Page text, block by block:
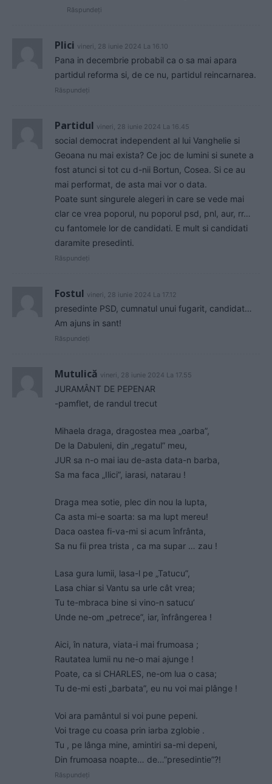
Răspundeți
Plici vineri, 28 iunie 2024 La 16.10
Pana in decembrie probabil ca o sa mai apara
partidul reforma si, de ce nu, partidul reincarnarea.
Răspundeți
Partidul vineri, 28 iunie 2024 La 16.45
social democrat independent al lui Vanghelie si
Geoana nu mai exista? Ce joc de lumini si sunete a
fost atunci si tot cu d-nii Bortun, Cosea. Si ce au
mai performat, de asta mai vor o data.
Poate sunt singurele alegeri in care se vede mai
clar ce vrea poporul, nu poporul psd, pnl, aur, rr…
cu fantomele lor de candidati. E mult si candidati
daramite presedinti.
Răspundeți
Fostul vineri, 28 iunie 2024 La 17.12
presedinte PSD, cumnatul unui fugarit, candidat…
Am ajuns in sant!
Răspundeți
Mutulică vineri, 28 iunie 2024 La 17.55
JURAMÂNT DE PEPENAR
-pamflet, de randul trecut
Mihaela draga, dragostea mea „oarba”,
De la Dabuleni, din „regatul” meu,
JUR sa n-o mai iau de-asta data-n barba,
Sa ma faca „Ilici”, iarasi, natarau !
Draga mea sotie, plec din nou la lupta,
Ca asta mi-e soarta: sa ma lupt mereu!
Daca oastea fi-va-mi si acum înfrânta,
Sa nu fii prea trista , ca ma supar … zau !
Lasa gura lumii, lasa-l pe „Tatucu”,
Lasa chiar si Vantu sa urle cât vrea;
Tu te-mbraca bine si vino-n satucu’
Unde ne-om „petrece”, iar, înfrângerea !
Aici, în natura, viata-i mai frumoasa ;
Rautatea lumii nu ne-o mai ajunge !
Poate, ca si CHARLES, ne-om lua o casa;
Tu de-mi esti „barbata”, eu nu voi mai plânge !
Voi ara pamântul si voi pune pepeni.
Voi trage cu coasa prin iarba zglobie .
Tu , pe lânga mine, amintiri sa-mi depeni,
Din frumoasa noapte… de…”presedintie”?!
Răspundeți